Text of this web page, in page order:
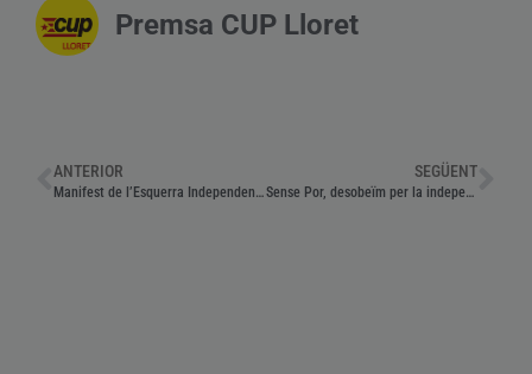
Premsa CUP Lloret
ANTERIOR
Manifest de l’Esquerra Independentista per la diada del 25 d’abril del País Valencià
SEGÜENT
Sense Por, desobeïm per la independència